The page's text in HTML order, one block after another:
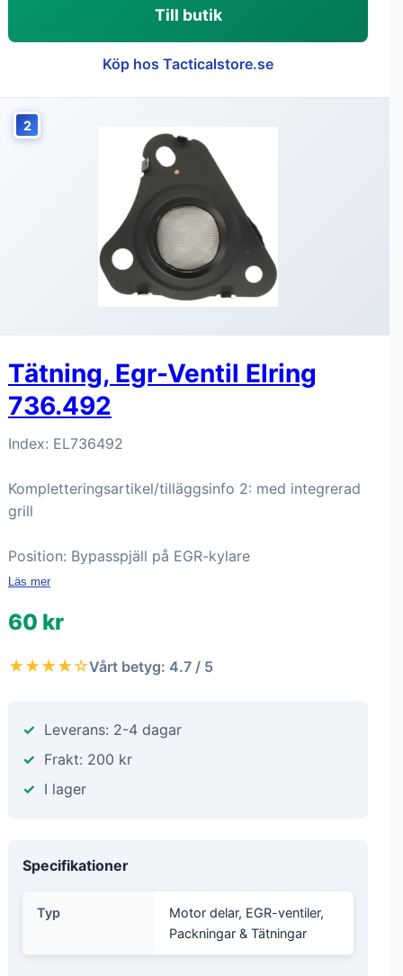
Till butik
Köp hos Tacticalstore.se
2
Tätning, Egr-Ventil Elring
736.492
Index: EL736492
Kompletteringsartikel/tilläggsinfo 2: med integrerad
grill
Position: Bypasspjäll på EGR-kylare
Läs mer
60 kr
★★★★☆Vårt betyg: 4.7 / 5
Leverans: 2-4 dagar
Frakt: 200 kr
I lager
Specifikationer
Typ
Motor delar, EGR-ventiler,
Packningar & Tätningar